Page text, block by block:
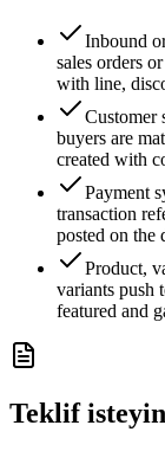
Inbound
sales orders
with line,
Customer
buyers are
created with
Payment
transaction
posted on the
Product,
variants push
featured and
Teklif isteyin